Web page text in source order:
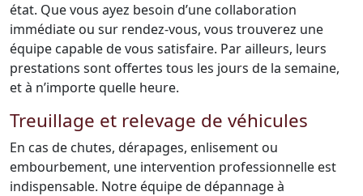
état. Que vous ayez besoin d’une collaboration
immédiate ou sur rendez-vous, vous trouverez une
équipe capable de vous satisfaire. Par ailleurs, leurs
prestations sont offertes tous les jours de la semaine,
et à n’importe quelle heure.
Treuillage et relevage de véhicules
En cas de chutes, dérapages, enlisement ou
embourbement, une intervention professionnelle est
indispensable. Notre équipe de dépannage à